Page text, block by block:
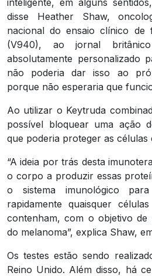
disse Heather Shaw,
nacional do ensaio clínico de
(V940), ao jornal
absolutamente personalizado
não poderia dar isso ao
porque não esperaria que
Ao utilizar o Keytruda
possível bloquear uma ação
que poderia proteger as células
“A ideia por trás desta
o corpo a produzir essas
o sistema imunológico
rapidamente quaisquer
contenham, com o objetivo
do melanoma”, explica Shaw,
Os testes estão sendo
Reino Unido. Além disso, há